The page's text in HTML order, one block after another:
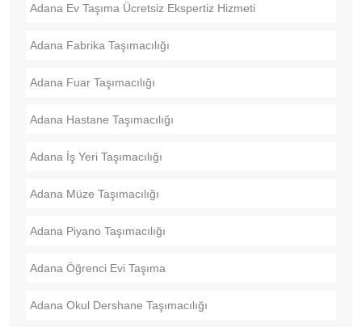
Adana Ev Taşıma Ücretsiz Ekspertiz Hizmeti
Adana Fabrika Taşımacılığı
Adana Fuar Taşımacılığı
Adana Hastane Taşımacılığı
Adana İş Yeri Taşımacılığı
Adana Müze Taşımacılığı
Adana Piyano Taşımacılığı
Adana Öğrenci Evi Taşıma
Adana Okul Dershane Taşımacılığı